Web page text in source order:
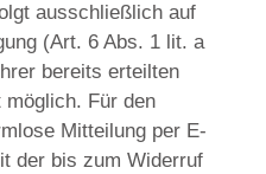
ausschließlich auf
(Art. 6 Abs. 1 lit. a
bereits erteilten
möglich. Für den
Mitteilung per E-
der bis zum Widerruf